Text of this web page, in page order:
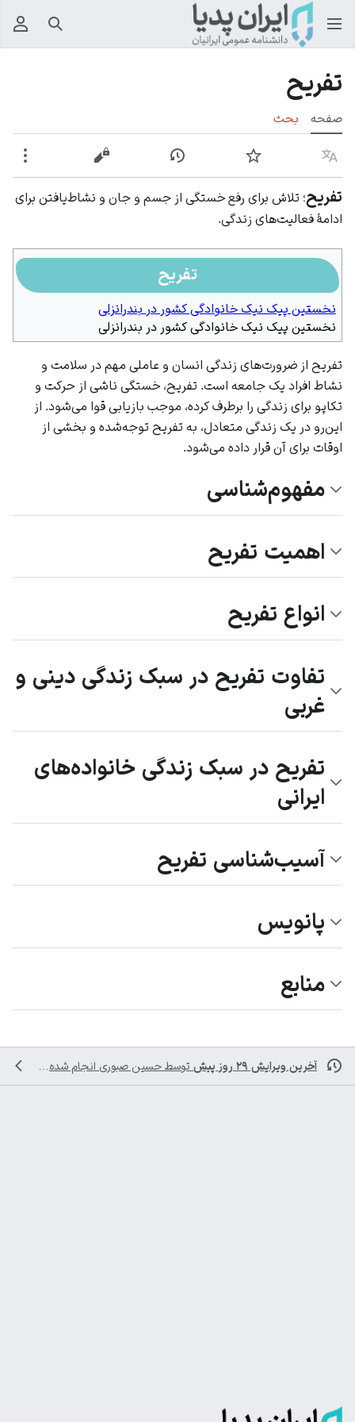
جستجو
تفریح
صفحه بحث
زبان پیگیری نمایش تاریخچهنمایش مبدأ
تفریح؛ تلاش برای رفع خستگی از جسم و جان و نشاط‌یافتن برای
ادامۀ فعالیت‌های زندگی.
تفریح
نخستین پیک نیک خانوادگی کشور در بندرانزلی‎
نخستین پیک نیک خانوادگی کشور در بندرانزلی‎
تفریح از ضرورت‌های زندگی انسان و عاملی مهم در سلامت و
نشاط افراد یک جامعه است. تفریح، خستگی ناشی از حرکت و
تکاپو برای زندگی را برطرف کرده، موجب بازیابی قوا می‌شود. از
این‌رو در یک زندگی متعادل، به تفریح توجه‌شده و بخشی از
اوقات برای آن قرار داده می‌شود.
مفهوم‌شناسی
اهمیت تفریح
انواع تفریح
تفاوت تفریح در سبک زندگی دینی و
غربی
تفریح در سبک زندگی خانواده‌های
ایرانی
آسیب‌شناسی تفریح
پانویس
منابع
آخرین ویرایش ۲۹ روز پیش توسط حسین صبوری انجام شده است